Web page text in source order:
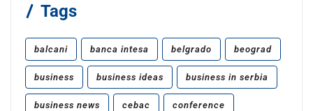
Tags
balcani banca intesa belgrado beograd
business business ideas business in serbia
business news cebac conference